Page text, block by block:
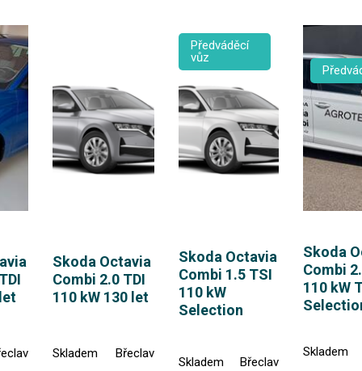
Skoda Octavia
Combi 2.0 TDI
110 kW 130 let
Skladem
Břeclav
Předváděcí
vůz
Skoda Octavia
Combi 1.5 TSI
110 kW
Selection
Skladem
Břeclav
Skoda
Combi
110 kW
Skladem